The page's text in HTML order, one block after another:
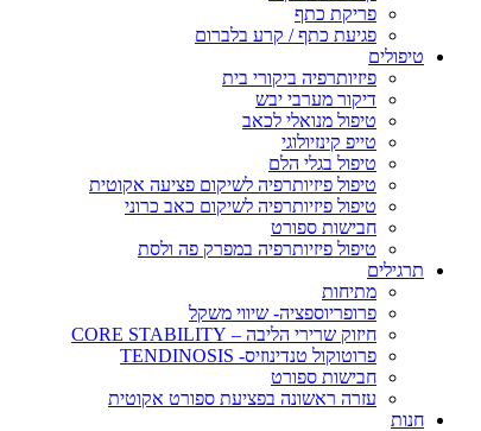
פריקת כתף
פגיעת כתף / קרע בלברום
טיפולים
פיזיותרפיה ביקורי בית
דיקור מערבי יבש
טיפול מנואלי לכאב
טייפ קינזיולוגי
טיפול בגלי הלם
טיפול פיזיותרפיה לשיקום פציעה אקוטית
טיפול פיזיותרפיה לשיקום כאב כרוני
חבישות ספורט
טיפול פיזיותרפיה במפרק פה ולסת
תרגילים
מתיחות
פרופריוספציה- שיווי משקל
חיזוק שרירי הליבה – CORE STABILITY
פרוטוקול טנדינוזיס- TENDINOSIS
חבישות ספורט
עזרה ראשונה בפציעת ספורט אקוטית
חנות